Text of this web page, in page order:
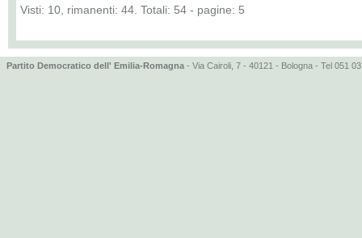
Visti: 10, rimanenti: 44. Totali: 54 - pagine: 5
Partito Democratico dell' Emilia-Romagna - Via Cairoli, 7 - 40121 - Bologna - Tel 051